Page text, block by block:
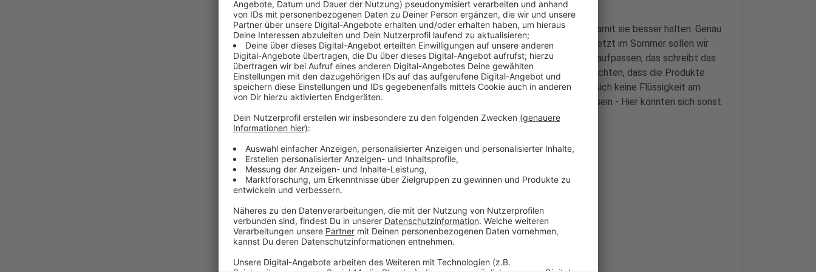
Die Papierstrohhalme werden vorher oft mit Harzen bearbeitet, damit sie besser halten. Genau
diese können aber potenziell krebserregende Stoffe enthalten. Jetzt im Sommer sollen wir
auch bei abgepacktem Obst oder fertig frisch gepressten Säfte aufpassen, das schreibt das
Institut für Verbraucherschutz der Stadt. Hier sollten wir darauf achten, dass die Produkte
korrekt gekühlt sind und das Obst frisch riecht. Außerdem sollte sich keine Flüssigkeit am
Boden abgesetzt haben und Plastikverpackungen nicht gewölbt sein - Hier könnten sich sonst
schon Gase gebildet haben.
Weitere Infos und Links zum Thema
Die Meldung der Stadt zum abgepacktem Obst
Die Meldung der Verbraucherzentrale NRW